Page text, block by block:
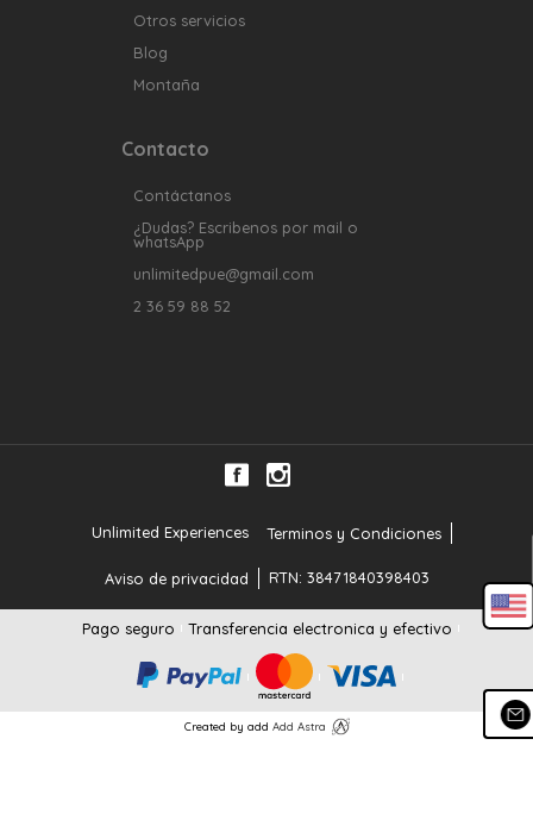
Otros servicios
Blog
Montaña
Contacto
Contáctanos
¿Dudas? Escribenos por mail o
whatsApp
unlimitedpue@gmail.com
2 36 59 88 52
Unlimited Experiences Terminos y Condiciones
Aviso de privacidad RTN: 38471840398403
Pago seguro Transferencia electronica y efectivo
Created by add Add Astra